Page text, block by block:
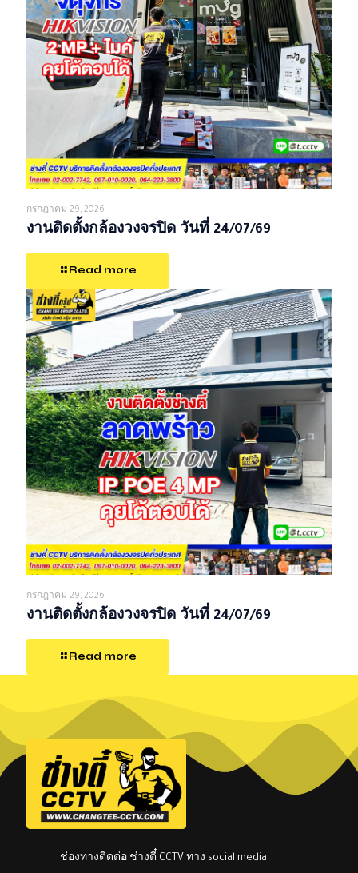
กรกฎาคม 29, 2026
งานติดตั้งกล้องวงจรปิด วันที่ 24/07/69
Read more
กรกฎาคม 29, 2026
งานติดตั้งกล้องวงจรปิด วันที่ 24/07/69
Read more
ช่องทางติดต่อ ช่างตี๋ CCTV ทาง social media